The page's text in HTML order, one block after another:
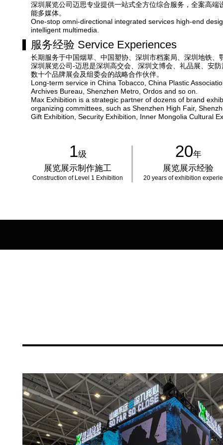
深圳展览公司迈思专业提供一站式全方位综合服务，全案高端
能多媒体。
One-stop omni-directional integrated services high-end
intelligent multimedia.
服务经验 Service Experiences
长期服务于中国烟草、中国塑协、深圳市档案局、深圳地铁、
深圳展览公司-迈思是深圳高交会、深圳文博会、礼品展、安
数十个品牌展会及组委会的战略合作伙伴。
Long-term service in China Tobacco, China Plastic
Archives Bureau, Shenzhen Metro, Ordos and so on.
Max Exhibition is a strategic partner of dozens of brand
organizing committees, such as Shenzhen High Fair,
Gift Exhibition, Security Exhibition, Inner Mongolia Cultural
1级
展览展示制作施工
Construction of Level 1 Exhibition
20年
展览展示经验
20 years of exhibition